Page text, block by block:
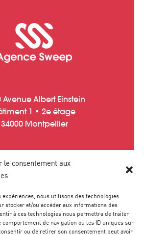
le consentement aux
nous utilisons des technologies
stocker et/ou accéder aux informations des
à ces technologies nous permettra de traiter
comportement de navigation ou les ID uniques sur
ou de retirer son consentement peut avoir
Avenue Albert Einstein
1 • 2e étage
34000 Montpellier
Tél :